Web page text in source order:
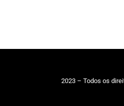
2023 – Todos os